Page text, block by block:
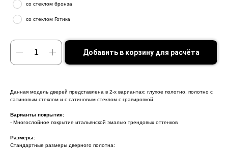
со стеклом бронза
со стеклом Готика
Добавить в корзину для расчёта
Данная модель дверей представлена в 2-х вариантах: глухое полотно, полотно с
сатиновым стеклом и с сатиновым стеклом с гравировкой.
Варианты покрытия:
- Многослойное покрытие итальянской эмалью трендовых оттенков
Размеры:
Стандартные размеры дверного полотна: